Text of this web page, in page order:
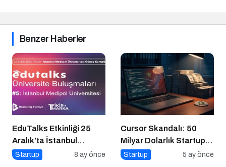
Benzer Haberler
EduTalks Etkinliği 25
Aralık’ta İstanbul
Medipol
Startup 8 ay önce
Cursor Skandalı: 50
Milyar Dolarlık Startup
Açık Kaynağı Gizleyince
Startup 5 ay önce